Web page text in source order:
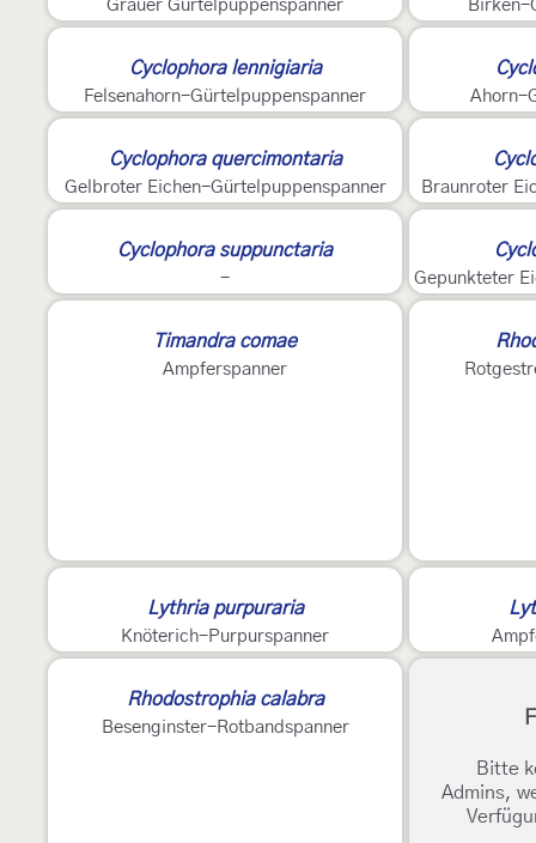
Grauer Gürtelpuppenspanner Birken-
Cyclophora lennigiaria
Felsenahorn-Gürtelpuppenspanner Ahorn-
Cyclophora quercimontaria
Gelbroter Eichen-Gürtelpuppenspanner Braunroter
Cyclophora suppunctaria
- Gepunkteter
Timandra comae
Ampferspanner
Lythria purpuraria
Knöterich-Purpurspanner
Rhodostrophia calabra
Besenginster-Rotbandspanner
Bitte
Admins,